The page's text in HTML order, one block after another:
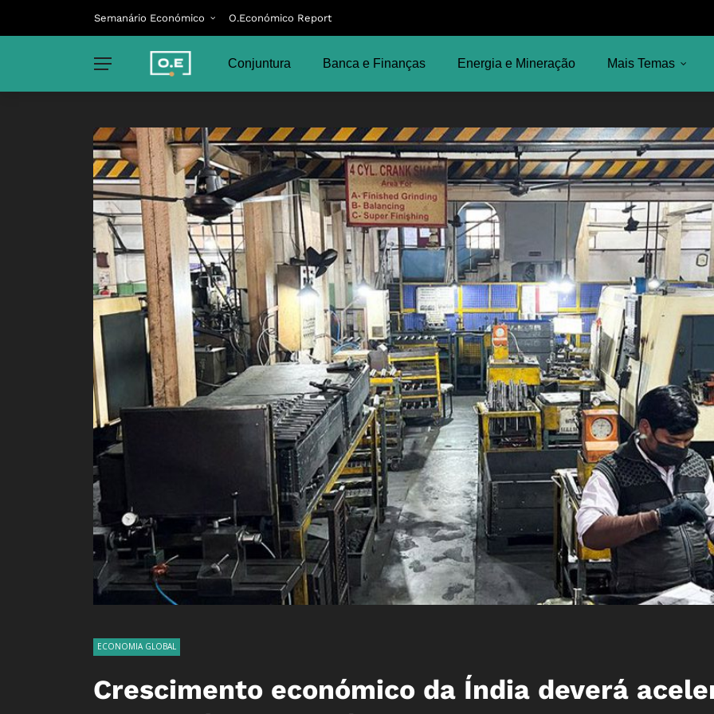
Semanário Económico O.Económico Report
Conjuntura Banca e Finanças Energia e Mineração Mais Temas
ECONOMIA GLOBAL
Crescimento económico da Índia deverá